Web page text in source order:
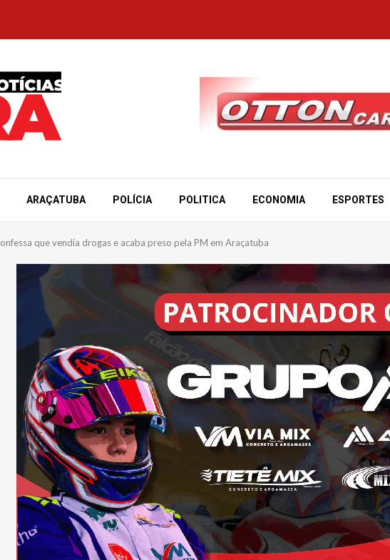
ARAÇATUBA POLÍCIA POLITICA ECONOMIA ESPORTES
que vendia drogas e acaba preso pela PM em Araçatuba